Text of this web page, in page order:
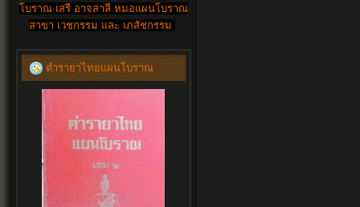
โบราณ เสรี อาจสาลี หมอแผนโบราณ
สาขา เวชกรรม และ เภสัชกรรม
ตำรายาไทยแผนโบราณ